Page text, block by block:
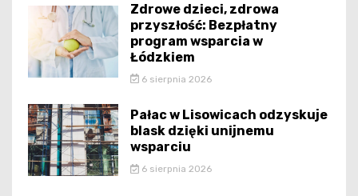
Zdrowe dzieci, zdrowa
przyszłość: Bezpłatny
program wsparcia w
Łódzkiem
6 sierpnia 2026
Pałac w Lisowicach odzyskuje
blask dzięki unijnemu
wsparciu
6 sierpnia 2026